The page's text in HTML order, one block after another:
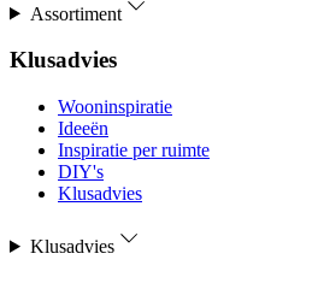
Assortiment
Klusadvies
Wooninspiratie
Ideeën
Inspiratie per ruimte
DIY's
Klusadvies
Klusadvies